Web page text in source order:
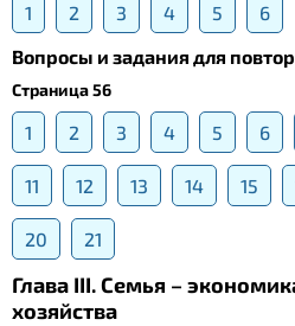
1 2 3 4 5
6
Вопросы и задания для
Страница 56
1 2 3 4 5 6
11 12 13 14 15
20 21
Глава III. Семья –
хозяйства